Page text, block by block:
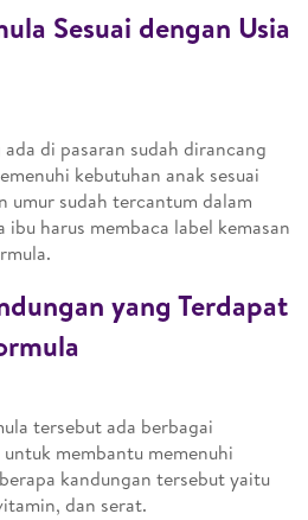
Sesuai dengan Usia
di pasaran sudah dirancang
kebutuhan anak sesuai
umur sudah tercantum dalam
ibu harus membaca label kemasan
yang Terdapat
tersebut ada berbagai
membantu memenuhi
kandungan tersebut yaitu
dan serat.